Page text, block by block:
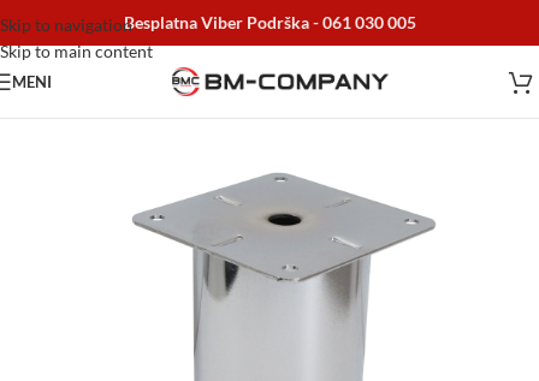
Skip to navigation
Skip to main content
Besplatna Viber Podrška -061 030 005
MENI